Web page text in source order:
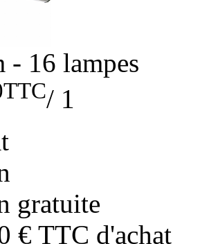
- 16 lampes
TTC/ 1
gratuite
€ TTC d'achat